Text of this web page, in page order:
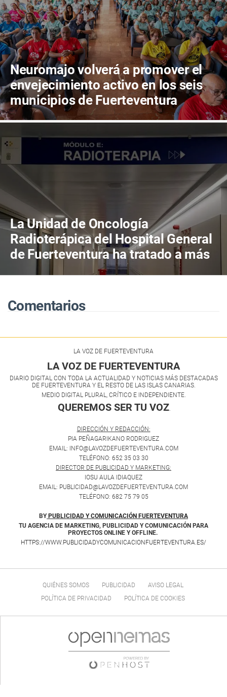
Neuromajo volverá a promover el
envejecimiento activo en los seis
municipios de Fuerteventura
La Unidad de Oncología
Radioterápica del Hospital General
de Fuerteventura ha tratado a más
de 800 pacientes en sus primeros
Comentarios
LA VOZ DE FUERTEVENTURA
LA VOZ DE FUERTEVENTURA
DIARIO DIGITAL CON TODA LA ACTUALIDAD Y NOTICIAS MÁS DESTACADAS
DE FUERTEVENTURA Y EL RESTO DE LAS ISLAS CANARIAS.
MEDIO DIGITAL PLURAL, CRÍTICO E INDEPENDIENTE.
QUEREMOS SER TU VOZ.
DIRECCIÓN Y REDACCIÓN:
PIA PEÑAGARIKANO RODRIGUEZ
EMAIL: INFO@LAVOZDEFUERTEVENTURA.COM
TELÉFONO: 652 35 03 30
DIRECTOR DE PUBLICIDAD Y MARKETING:
IOSU AULA IDIAQUEZ
EMAIL: PUBLICIDAD@LAVOZDEFUERTEVENTURA.COM
TELÉFONO: 682 75 79 05
BY PUBLICIDAD Y COMUNICACIÓN FUERTEVENTURA
TU AGENCIA DE MARKETING, PUBLICIDAD Y COMUNICACIÓN PARA
PROYECTOS ONLINE Y OFFLINE.
HTTPS://WWW.PUBLICIDADYCOMUNICACIONFUERTEVENTURA.ES/
QUIÉNES SOMOS PUBLICIDAD
AVISO LEGAL
POLÍTICA DE PRIVACIDAD
POLÍTICA DE COOKIES